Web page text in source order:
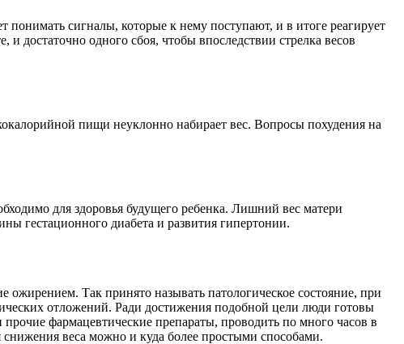
понимать сигналы, которые к нему поступают, и в итоге реагирует
и достаточно одного сбоя, чтобы впоследствии стрелка весов
пищи неуклонно набирает вес. Вопросы похудения на
для здоровья будущего ребенка. Лишний вес матери
гестационного диабета и развития гипертонии.
Так принято называть патологическое состояние, при
отложений. Ради достижения подобной цели люди готовы
фармацевтические препараты, проводить по много часов в
веса можно и куда более простыми способами.